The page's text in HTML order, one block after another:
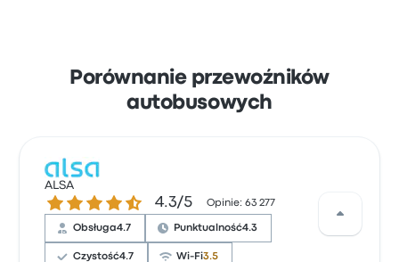
Porównanie przewoźników
autobusowych
ALSA
4.3 gwiazdek w skali do 5
4.3/5 Opinie: 63 277
Obsługa4.7 Punktualność4.3
Czystość4.7 Wi-Fi3.5